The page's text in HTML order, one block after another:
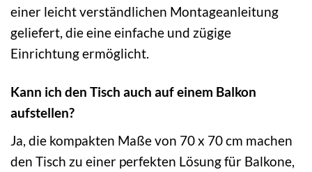
einer leicht verständlichen Montageanleitung
geliefert, die eine einfache und zügige
Einrichtung ermöglicht.
Kann ich den Tisch auch auf einem Balkon
aufstellen?
Ja, die kompakten Maße von 70 x 70 cm machen
den Tisch zu einer perfekten Lösung für Balkone,